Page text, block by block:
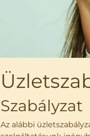
Szabályzat
Az alábbi